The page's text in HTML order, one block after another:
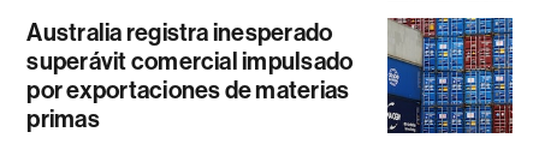
Australia registra inesperado
superávit comercial impulsado
por exportaciones de materias
primas